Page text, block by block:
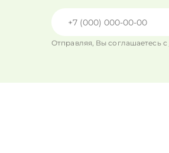
Отправляя, Вы соглашаетесь с